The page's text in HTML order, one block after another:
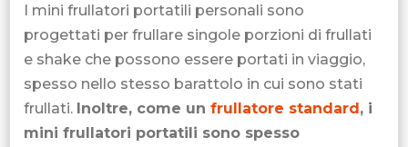
I mini frullatori portatili personali sono
progettati per frullare singole porzioni di frullati
e shake che possono essere portati in viaggio,
spesso nello stesso barattolo in cui sono stati
frullati. Inoltre, come unfrullatore standard, i
mini frullatori portatili sono spesso